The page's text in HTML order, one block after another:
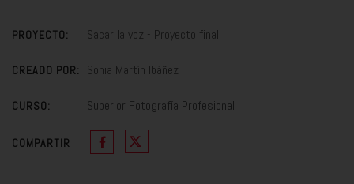
PROYECTO: Sacar la voz - Proyecto final
CREADO POR: Sonia Martín Ibáñez
CURSO: Superior Fotografía Profesional
COMPARTIR